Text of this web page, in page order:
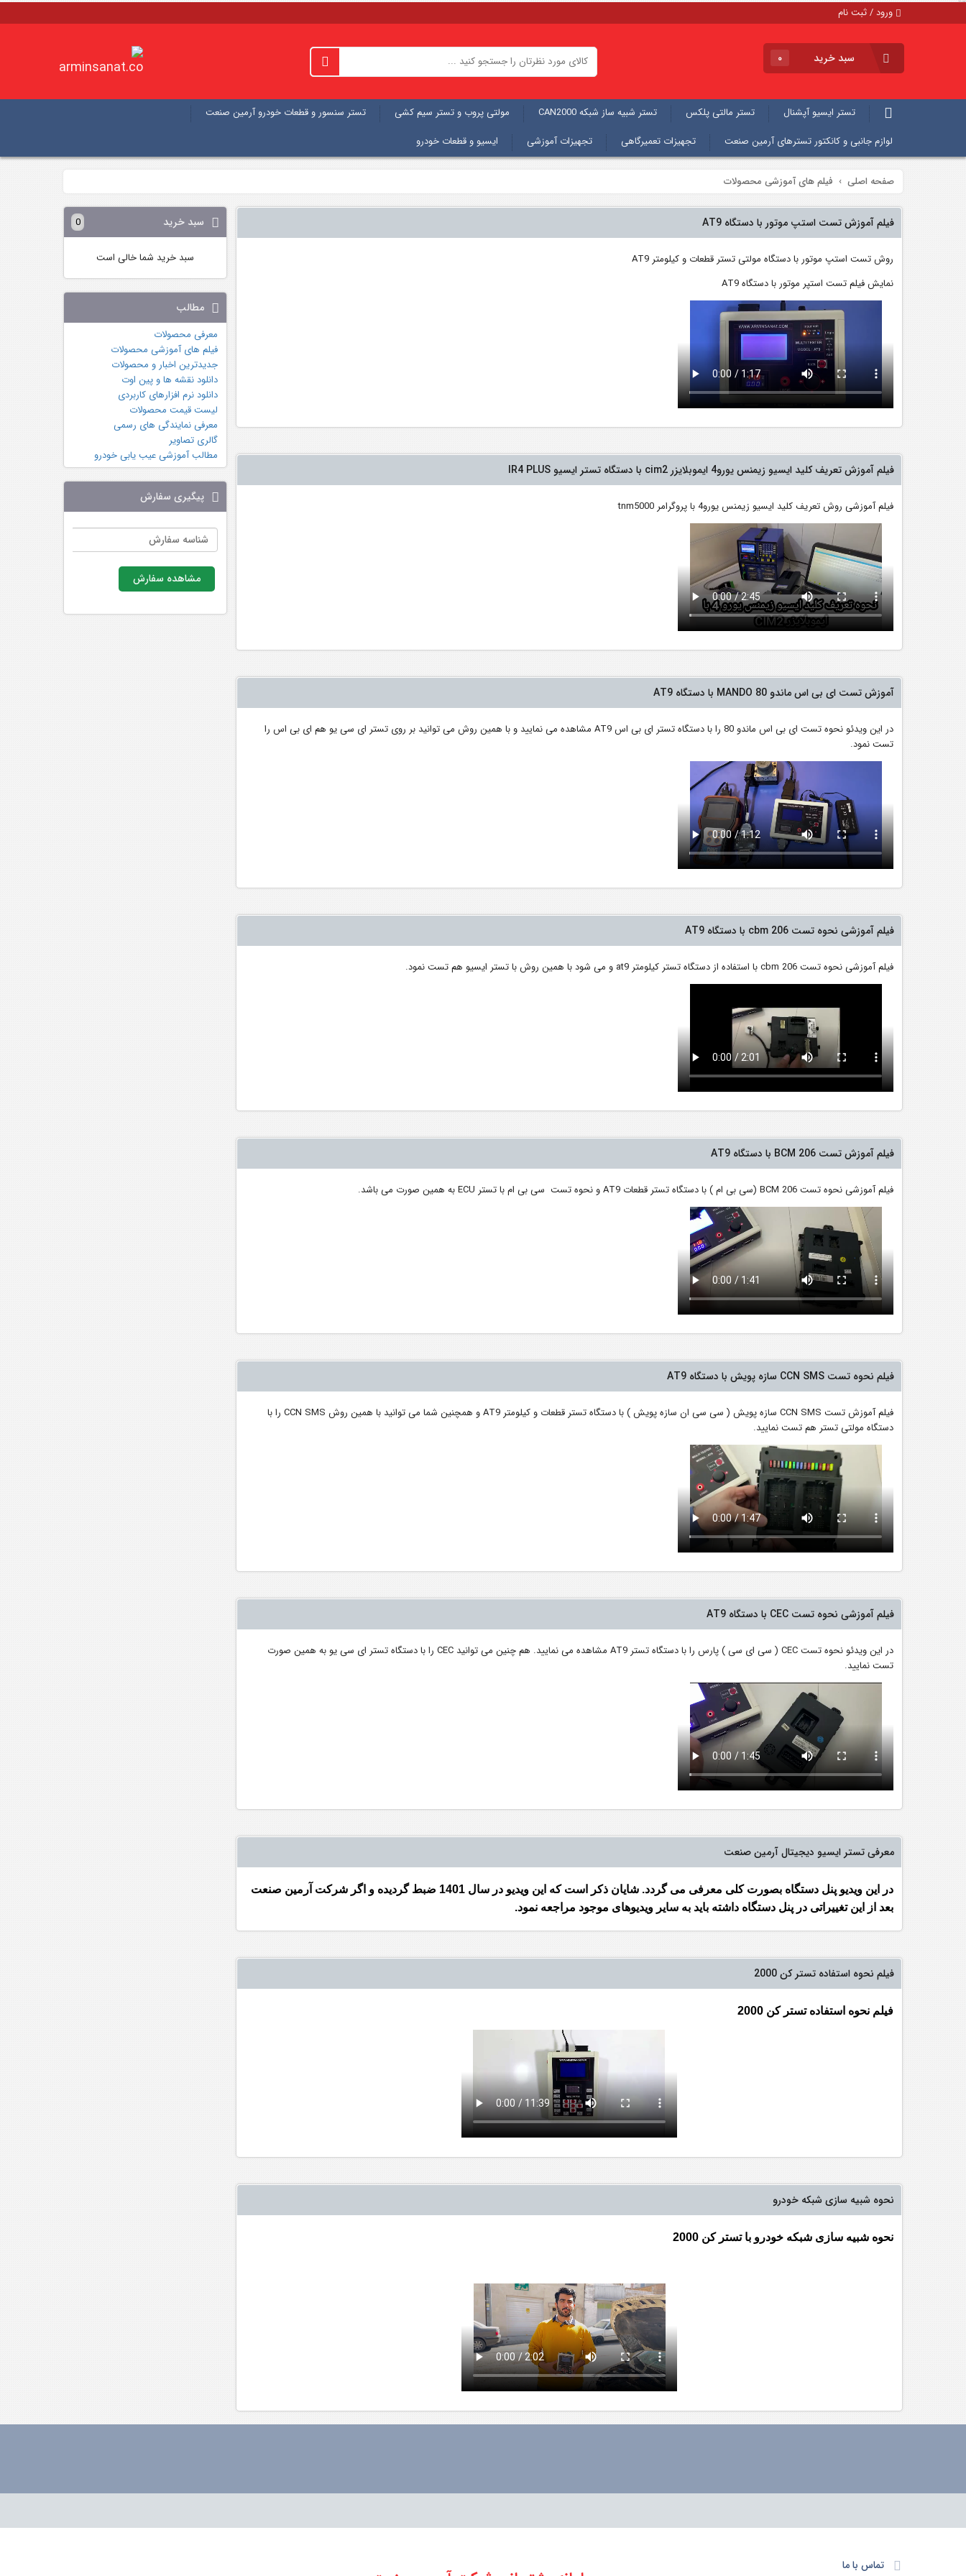
فیلم های آموزشی محصولات
ورود / ثبت نام
سبد خرید ۰
تستر ایسیو آپشنال تستر مالتی پلکس تستر شبیه ساز شبکه CAN2000 مولتی پروب و تستر سیم کشی
تستر سنسور و قطعات خودرو آرمین صنعت
لوازم جانبی و کانکتور تسترهای آرمین صنعت
تجهیزات تعمیرگاهی تجهیزات آموزشی ایسیو و قطعات خودرو
صفحه اصلی فیلم های آموزشی محصولات
سبد خرید 0
سبد خرید شما خالی است
مطالب
معرفی محصولات
فیلم های آموزشی محصولات
جدیدترین اخبار و محصولات
دانلود نقشه ها و پین اوت
دانلود نرم افزارهای کاربردی
لیست قیمت محصولات
معرفی نمایندگی های رسمی
گالری تصاویر
مطالب آموزشی عیب یابی خودرو
پیگیری سفارش
مشاهده سفارش
فیلم آموزش تست استپ موتور با دستگاه AT9
روش تست استپ موتور با دستگاه مولتی تستر قطعات و کیلومتر AT9
نمایش فیلم تست استپر موتور با دستگاه AT9
فیلم آموزش تعریف کلید ایسیو زیمنس یورو4 ایموبلایزر cim2 با دستگاه تستر ایسیو IR4 PLUS
فیلم آموزشی روش تعریف کلید ایسیو زیمنس یورو4 با پروگرامر tnm5000
آموزش تست ای بی اس ماندو MANDO 80 با دستگاه AT9
در این ویدئو نحوه تست ای بی اس ماندو 80 را با دستگاه تستر ای بی اس AT9 مشاهده می نمایید و با همین روش می توانید بر روی تستر ای سی یو هم ای بی اس را
تست نمود.
فیلم آموزشی نحوه تست cbm 206 با دستگاه AT9
فیلم آموزشی نحوه تست cbm 206 با استفاده از دستگاه تستر کیلومتر at9 و می شود با همین روش با تستر ایسیو هم تست نمود.
فیلم آموزش تست BCM 206 با دستگاه AT9
فیلم آموزشی نحوه تست BCM 206 (سی بی ام ) با دستگاه تستر قطعات AT9 و نحوه تست سی بی ام با تستر ECU به همین صورت می باشد.
فیلم نحوه تست CCN SMS سازه پویش با دستگاه AT9
فیلم آموزش تست CCN SMS سازه پویش ( سی سی ان سازه پویش ) با دستگاه تستر قطعات و کیلومتر AT9 و همچنین شما می توانید با همین روش CCN SMS را با
دستگاه مولتی تستر هم تست نمایید.
فیلم آموزشی نحوه تست CEC با دستگاه AT9
در این ویدئو نحوه تست CEC ( سی ای سی ) پارس را با دستگاه تستر AT9 مشاهده می نمایید. هم چنین می توانید CEC را با دستگاه تستر ای سی یو به همین صورت
تست نمایید.
معرفی تستر ایسیو دیجیتال آرمین صنعت
در این ویدیو پنل دستگاه بصورت کلی معرفی می گردد. شایان ذکر است که این ویدیو در سال 1401 ضبط گردیده و اگر شرکت آرمین صنعت
بعد از این تغییراتی در پنل دستگاه داشته باید به سایر ویدیوهای موجود مراجعه نمود.
فیلم نحوه استفاده تستر کن 2000
فیلم نحوه استفاده تستر کن 2000
نحوه شبیه سازی شبکه خودرو
نحوه شبیه سازی شبکه خودرو با تستر کن 2000
تماس با ما